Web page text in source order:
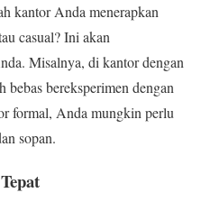
kantor Anda menerapkan
casual? Ini akan
Misalnya, di kantor dengan
bebas bereksperimen dengan
formal, Anda mungkin perlu
sopan.